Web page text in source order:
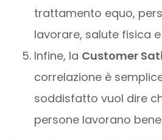
trattamento equo,
lavorare, salute fisica
Infine, la Customer
correlazione è
soddisfatto vuol dire
persone lavorano